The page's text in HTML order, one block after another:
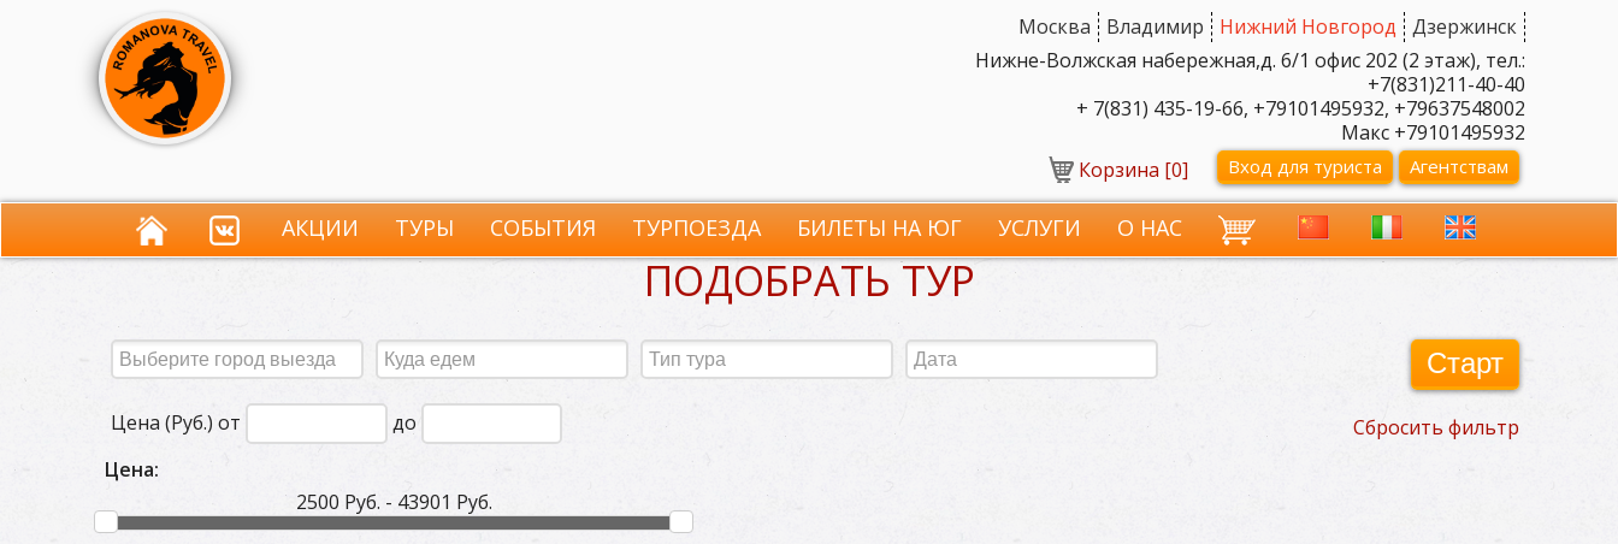
Дзержинск
Нижний Новгород
Владимир
Москва
Нижне-Волжская набережная,д. 6/1 офис 202 (2 этаж), тел.:
+7(831)211-40-40
+ 7(831) 435-19-66, +79101495932, +79637548002
Макс +79101495932
Корзина [0] Вход для туриста Агентствам
АКЦИИ ТУРЫ СОБЫТИЯ ТУРПОЕЗДА БИЛЕТЫ НА ЮГ УСЛУГИ О НАС
ПОДОБРАТЬ ТУР
Цена (Руб.) от
до
Цена:
2500 Руб. - 43901 Руб.
Старт
Сбросить фильтр